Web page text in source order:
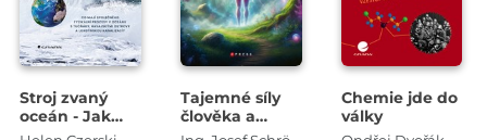
Stroj zvaný
oceán - Jak
moře a oceány
Tajemné síly
člověka a
přírody
Chemie jde do
války